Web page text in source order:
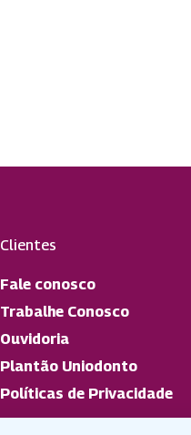
Clientes
Fale conosco
Trabalhe Conosco
Ouvidoria
Plantão Uniodonto
Políticas de Privacidade